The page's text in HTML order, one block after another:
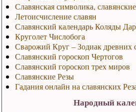
Славянская символика,
Летоисчисление славян
Славянский календарь Коляды Дар
Круголет Числобога
Сварожий Круг – Зодиак древних
Славянский гороскоп Чертогов
Славянский гороскоп трех миров
Славянские Резы
Гадания онлайн на славянских
Народный